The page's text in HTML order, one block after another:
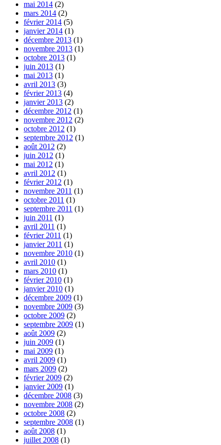
mai 2014 (2)
mars 2014 (2)
février 2014 (5)
janvier 2014 (1)
décembre 2013 (1)
novembre 2013 (1)
octobre 2013 (1)
juin 2013 (1)
mai 2013 (1)
avril 2013 (3)
février 2013 (4)
janvier 2013 (2)
décembre 2012 (1)
novembre 2012 (2)
octobre 2012 (1)
septembre 2012 (1)
août 2012 (2)
juin 2012 (1)
mai 2012 (1)
avril 2012 (1)
février 2012 (1)
novembre 2011 (1)
octobre 2011 (1)
septembre 2011 (1)
juin 2011 (1)
avril 2011 (1)
février 2011 (1)
janvier 2011 (1)
novembre 2010 (1)
avril 2010 (1)
mars 2010 (1)
février 2010 (1)
janvier 2010 (1)
décembre 2009 (1)
novembre 2009 (3)
octobre 2009 (2)
septembre 2009 (1)
août 2009 (2)
juin 2009 (1)
mai 2009 (1)
avril 2009 (1)
mars 2009 (2)
février 2009 (2)
janvier 2009 (1)
décembre 2008 (3)
novembre 2008 (2)
octobre 2008 (2)
septembre 2008 (1)
août 2008 (1)
juillet 2008 (1)